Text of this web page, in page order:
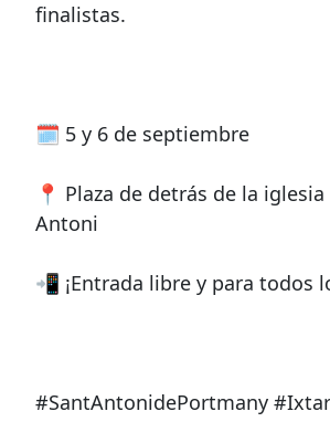
finalistas.
🗓️ 5 y 6 de septiembre
📍 Plaza de detrás de la iglesia
Antoni
📲 ¡Entrada libre y para todos
#SantAntonidePortmany